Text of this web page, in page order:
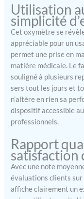
vos
gratuite
iOS et
transforme
de mesure en
la santé. Au
Suivre les
visualisez-les
clairs et
et de pouls
mois pour
changements.*
votre famille
facilitant ainsi
votre santé.*
´application
compatibles
Utilisation
simplicité
Cet oxymètre se
appréciable pour un
permet une prise en
matière médicale. Le
souligné à plusieurs
sers tout les jours et
n’altère en rien sa
dispositif accessible
professionnels.
Rapport
satisfaction
Avec une note
évaluations clients
affiche clairement un